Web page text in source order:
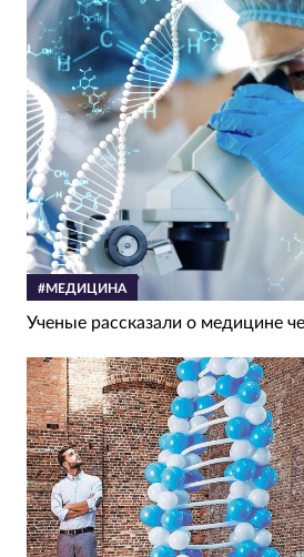
#МЕДИЦИНА
Ученые рассказали о медицине